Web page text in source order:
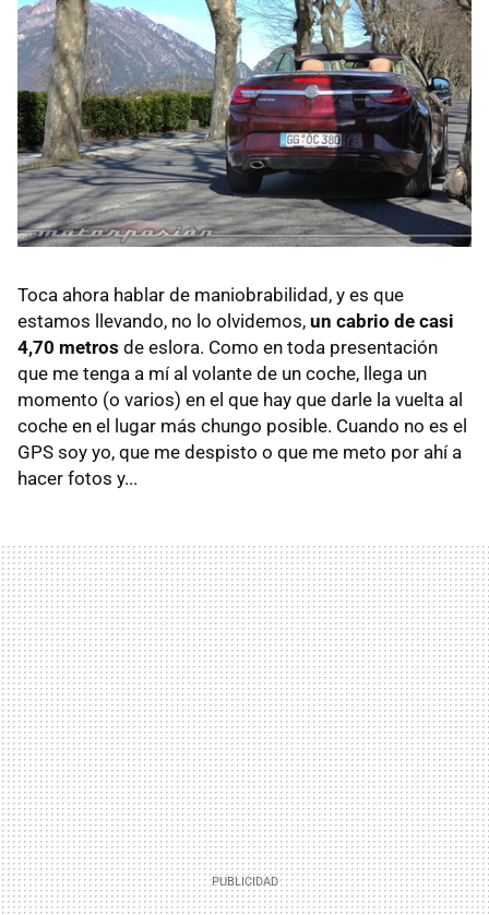
Toca ahora hablar de maniobrabilidad, y es que
estamos llevando, no lo olvidemos, un cabrio de casi
4,70 metros de eslora. Como en toda presentación
que me tenga a mí al volante de un coche, llega un
momento (o varios) en el que hay que darle la vuelta al
coche en el lugar más chungo posible. Cuando no es el
GPS soy yo, que me despisto o que me meto por ahí a
hacer fotos y...